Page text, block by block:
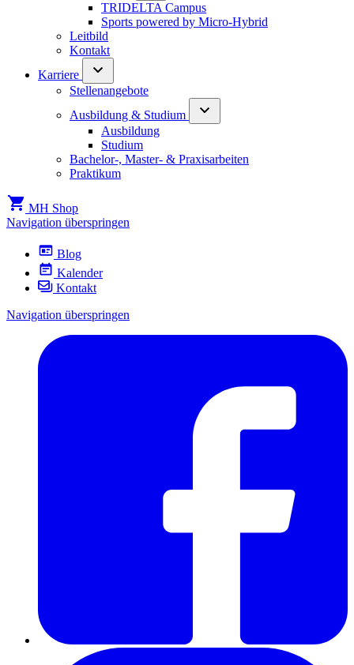
TRIDELTA Campus
Sports powered by Micro-Hybrid
Leitbild
Kontakt
Karriere
Stellenangebote
Ausbildung & Studium
Ausbildung
Studium
Bachelor-, Master- & Praxisarbeiten
Praktikum
MH Shop
Navigation überspringen
Blog
Kalender
Kontakt
Navigation überspringen